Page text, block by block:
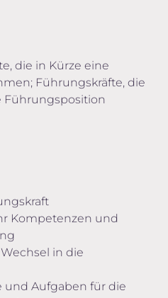
die in Kürze eine
Führungskräfte, die
Führungsposition
Kompetenzen und
in die
und Aufgaben für die